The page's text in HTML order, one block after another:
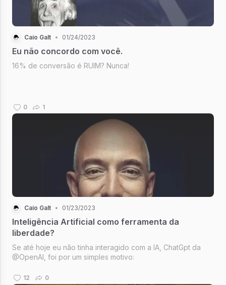
Caio Galt • 01/24/2023
Eu não concordo com você.
16% de conversão é RUIM? Nunca!
0 1
Caio Galt • 01/23/2023
Inteligência Artificial como ferramenta da
liberdade?
Se até hoje eu não tinha interagido com a IA, ChatGpt da
@OpenAI, foi por um simples motivo:
12 0